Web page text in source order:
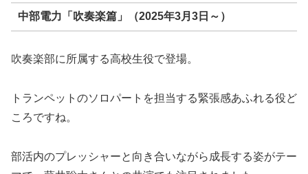
中部電力「吹奏楽篇」（2025年3月3日～）
吹奏楽部に所属する高校生役で登場。
トランペットのソロパートを担当する緊張感あふれる役ど
ころですね。
部活内のプレッシャーと向き合いながら成長する姿がテー